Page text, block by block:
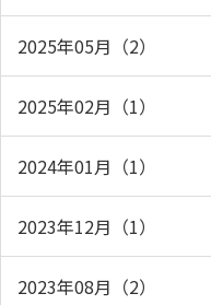
2025年05月（2）
2025年02月（1）
2024年01月（1）
2023年12月（1）
2023年08月（2）